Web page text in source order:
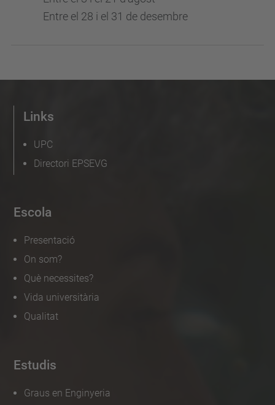
Entre el 28 i el 31 de desembre
Escola
Presentació
On som?
Què necessites?
Vida universitària
Qualitat
Estudis
Graus en Enginyeria
Links
UPC
Directori EPSEVG